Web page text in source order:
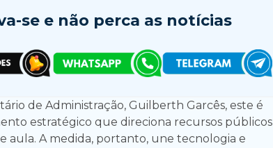
se e não perca as notícias
de Administração, Guilberth Garcês, este é
estratégico que direciona recursos públicos
aula. A medida, portanto, une tecnologia e